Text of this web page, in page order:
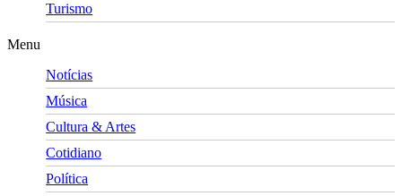
Turismo
Menu
Notícias
Música
Cultura & Artes
Cotidiano
Política